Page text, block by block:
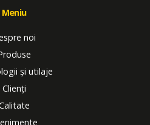
Meniu
noi
și utilaje
Clienți